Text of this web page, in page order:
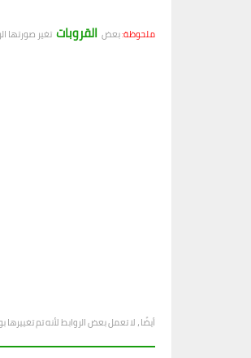
ملحوظة:بعض القروبات تغير صورتها
أيضًا ، لا تعمل بعض الروابط لأنه تم